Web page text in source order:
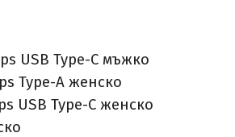
USB Type-C мъжко
Type-A женско
USB Type-C женско